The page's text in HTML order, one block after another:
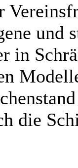
und
in
die